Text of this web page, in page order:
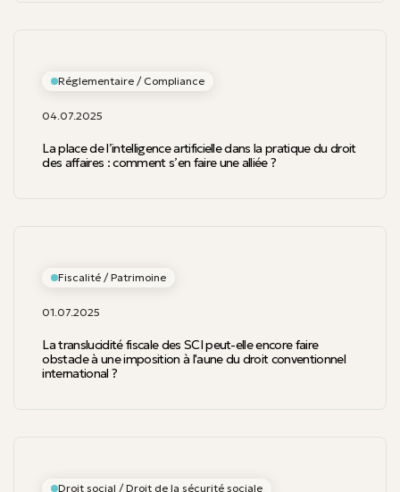
Réglementaire / Compliance
04.07.2025
La place de l’intelligence artificielle dans la pratique du droit
des affaires : comment s’en faire une alliée ?
Fiscalité / Patrimoine
01.07.2025
La translucidité fiscale des SCI peut-elle encore faire
obstacle à une imposition à l'aune du droit conventionnel
international ?
Droit social / Droit de la sécurité sociale